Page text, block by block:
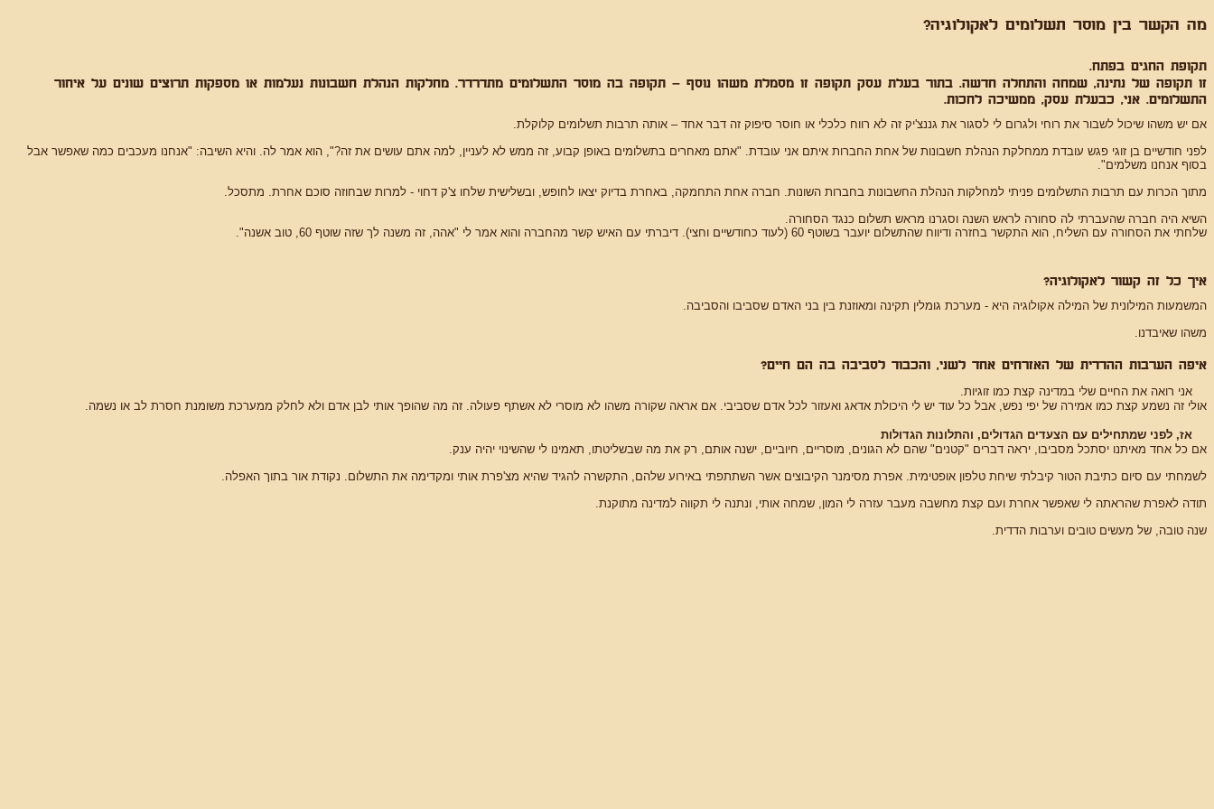
מה הקשר בין מוסר תשלומים לאקולוגיה?
תקופת החגים בפתח.
זו תקופה של נתינה, שמחה והתחלה חדשה. בתור בעלת עסק תקופה זו מסמלת משהו נוסף – תקופה בה מוסר התשלומים מתדרדר. מחלקות הנהלת חשבונות נעלמות או מספקות תרוצים שונים על איחור
התשלומים. אני, כבעלת עסק, ממשיכה לחכות.
אם יש משהו שיכול לשבור את רוחי ולגרום לי לסגור את גננצ'יק זה לא רווח כלכלי או חוסר סיפוק זה דבר אחד – אותה תרבות תשלומים קלוקלת.
לפני חודשיים בן זוגי פגש עובדת ממחלקת הנהלת חשבונות של אחת החברות איתם אני עובדת. "אתם מאחרים בתשלומים באופן קבוע, זה ממש לא לעניין, למה אתם עושים את זה?", הוא אמר לה. והיא השיבה: "אנחנו מעכבים כמה שאפשר אבל
בסוף אנחנו משלמים".
מתוך הכרות עם תרבות התשלומים פניתי למחלקות הנהלת החשבונות בחברות השונות. חברה אחת התחמקה, באחרת בדיוק יצאו לחופש, ובשלישית שלחו צ'ק דחוי - למרות שבחוזה סוכם אחרת. מתסכל.
השיא היה חברה שהעברתי לה סחורה לראש השנה וסגרנו מראש תשלום כנגד הסחורה.
שלחתי את הסחורה עם השליח, הוא התקשר בחזרה ודיווח שהתשלום יועבר בשוטף 60 (לעוד כחודשיים וחצי). דיברתי עם האיש קשר מהחברה והוא אמר לי "אהה, זה משנה לך שזה שוטף 60, טוב אשנה".
איך כל זה קשור לאקולוגיה?
המשמעות המילונית של המילה אקולוגיה היא - מערכת גומלין תקינה ומאוזנת בין בני האדם שסביבו והסביבה.
משהו שאיבדנו.
איפה הערבות ההדדית של האזרחים אחד לשני, והכבוד לסביבה בה הם חיים?
אני רואה את החיים שלי במדינה קצת כמו זוגיות.
אולי זה נשמע קצת כמו אמירה של יפי נפש, אבל כל עוד יש לי היכולת אדאג ואעזור לכל אדם שסביבי. אם אראה שקורה משהו לא מוסרי לא אשתף פעולה. זה מה שהופך אותי לבן אדם ולא לחלק ממערכת משומנת חסרת לב או נשמה.
אז, לפני שמתחילים עם הצעדים הגדולים, והתלונות הגדולות
אם כל אחד מאיתנו יסתכל מסביבו, יראה דברים "קטנים" שהם לא הגונים, מוסריים, חיוביים, ישנה אותם, רק את מה שבשליטתו, תאמינו לי שהשינוי יהיה ענק.
לשמחתי עם סיום כתיבת הטור קיבלתי שיחת טלפון אופטימית. אפרת מסימנר הקיבוצים אשר השתתפתי באירוע שלהם, התקשרה להגיד שהיא מצ'פרת אותי ומקדימה את התשלום. נקודת אור בתוך האפלה.
תודה לאפרת שהראתה לי שאפשר אחרת ועם קצת מחשבה מעבר עזרה לי המון, שמחה אותי, ונתנה לי תקווה למדינה מתוקנת.
שנה טובה, של מעשים טובים וערבות הדדית.